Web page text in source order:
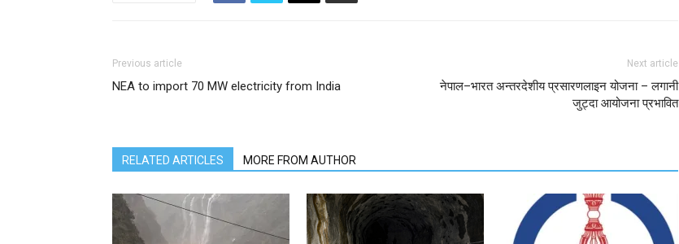
Previous article
NEA to import 70 MW electricity from India
Next article
नेपाल–भारत अन्तरदेशीय प्रसारणलाइन योजना – लगानी
जुट्दा आयोजना प्रभावित
RELATED ARTICLES MORE FROM AUTHOR